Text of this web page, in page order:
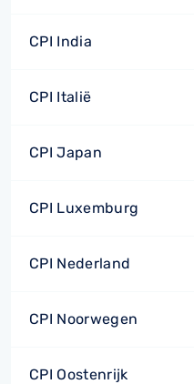
CPI India
CPI Italië
CPI Japan
CPI Luxemburg
CPI Nederland
CPI Noorwegen
CPI Oostenrijk